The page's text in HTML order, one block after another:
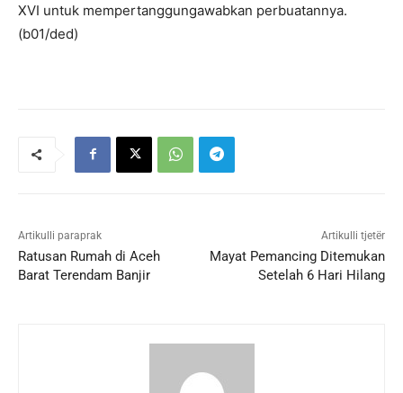
XVI untuk mempertanggungawabkan perbuatannya.
(b01/ded)
Artikulli paraprak
Ratusan Rumah di Aceh
Barat Terendam Banjir
Artikulli tjetër
Mayat Pemancing Ditemukan
Setelah 6 Hari Hilang